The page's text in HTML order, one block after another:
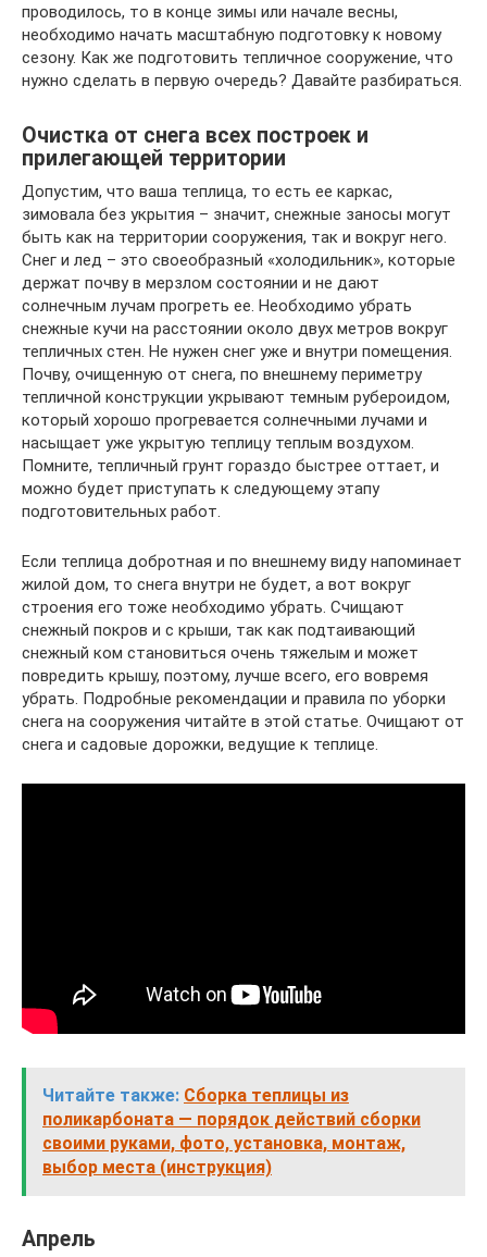
проводилось, то в конце зимы или начале весны,
необходимо начать масштабную подготовку к новому
сезону. Как же подготовить тепличное сооружение, что
нужно сделать в первую очередь? Давайте разбираться.
Очистка от снега всех построек и
прилегающей территории
Допустим, что ваша теплица, то есть ее каркас,
зимовала без укрытия – значит, снежные заносы могут
быть как на территории сооружения, так и вокруг него.
Снег и лед – это своеобразный «холодильник», которые
держат почву в мерзлом состоянии и не дают
солнечным лучам прогреть ее. Необходимо убрать
снежные кучи на расстоянии около двух метров вокруг
тепличных стен. Не нужен снег уже и внутри помещения.
Почву, очищенную от снега, по внешнему периметру
тепличной конструкции укрывают темным рубероидом,
который хорошо прогревается солнечными лучами и
насыщает уже укрытую теплицу теплым воздухом.
Помните, тепличный грунт гораздо быстрее оттает, и
можно будет приступать к следующему этапу
подготовительных работ.
Если теплица добротная и по внешнему виду напоминает
жилой дом, то снега внутри не будет, а вот вокруг
строения его тоже необходимо убрать. Счищают
снежный покров и с крыши, так как подтаивающий
снежный ком становиться очень тяжелым и может
повредить крышу, поэтому, лучше всего, его вовремя
убрать. Подробные рекомендации и правила по уборки
снега на сооружения читайте в этой статье. Очищают от
снега и садовые дорожки, ведущие к теплице.
Читайте также: Сборка теплицы из
поликарбоната — порядок действий сборки
своими руками, фото, установка, монтаж,
выбор места (инструкция)
Апрель